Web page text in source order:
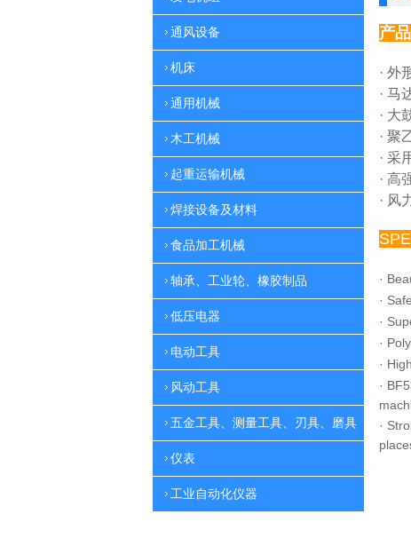
通风设备
机床
通用机械
木工机械
起重运输机械
焊接设备及材料
食品加工机械
轴承、工业轮、橡胶制品
低压电器
电动工具
风动工具
五金工具、测量工具、刃具、磨具
仪表
工业自动化仪器
产
· 外
· 马
· 大
· 聚
· 采
· 高
· 风
·
·
·
·
·
·
·